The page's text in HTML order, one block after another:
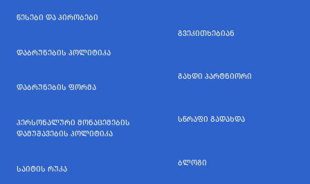
ᲬᲔᲡᲔᲑᲘ ᲓᲐ ᲞᲘᲠᲝᲑᲔᲑᲘ
ᲓᲐᲑᲠᲣᲜᲔᲑᲘᲡ ᲞᲝᲚᲘᲢᲘᲙᲐ
ᲓᲐᲑᲠᲣᲜᲔᲑᲘᲡ ᲤᲝᲠᲛᲐ
ᲞᲔᲠᲡᲝᲜᲐᲚᲣᲠᲘ ᲛᲝᲜᲐᲪᲔᲛᲔᲑᲘᲡ
ᲓᲐᲛᲣᲨᲐᲕᲔᲑᲘᲡ ᲞᲝᲚᲘᲢᲘᲙᲐ
ᲡᲐᲘᲢᲘᲡ ᲠᲣᲙᲐ
ᲒᲕᲔᲙᲘᲗᲮᲔᲑᲘᲐᲜ
ᲒᲐᲮᲓᲘ ᲞᲐᲠᲢᲜᲘᲝᲠᲘ
ᲡᲬᲠᲐᲤᲘ ᲒᲐᲓᲐᲮᲓᲐ
ᲑᲚᲝᲒᲘ